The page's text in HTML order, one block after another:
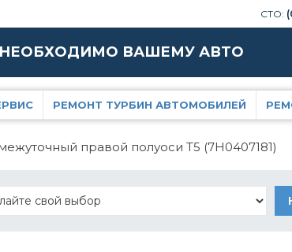
СТО:
НЕОБХОДИМО ВАШЕМУ АВТО
РЕМОНТ ТУРБИН АВТОМОБИЛЕЙ
правой полуоси T5 (7H0407181)